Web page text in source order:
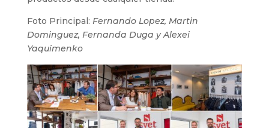
Foto Principal: Fernando Lopez, Martin
Dominguez, Fernanda Duga y Alexei
Yaquimenko